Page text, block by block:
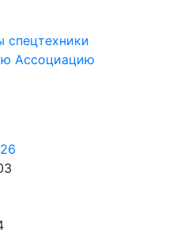
спецтехники
Ассоциацию